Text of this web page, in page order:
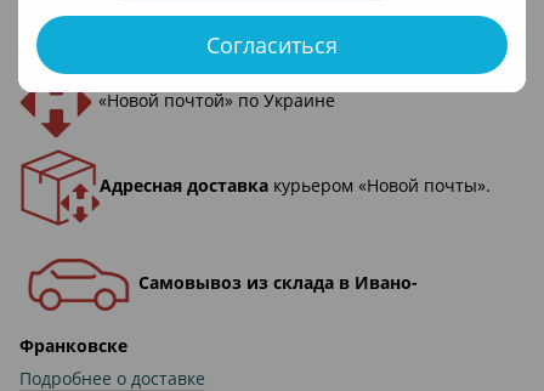
Согласиться
«Новой почтой» по Украине
Адресная доставка курьером «Новой почты».
Самовывоз из склада в Ивано-
Франковске
Подробнее о доставке